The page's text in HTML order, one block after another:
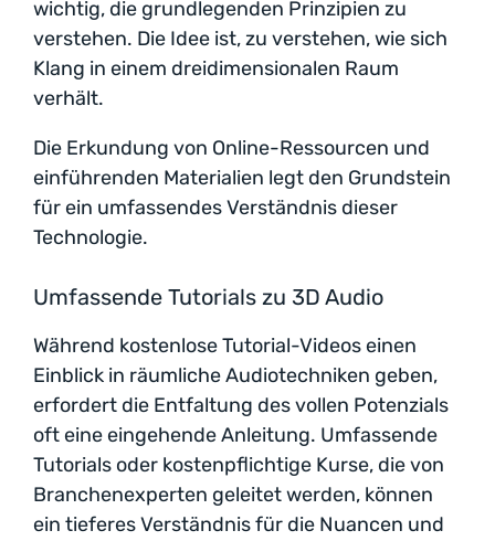
wichtig, die grundlegenden Prinzipien zu
verstehen. Die Idee ist, zu verstehen, wie sich
Klang in einem dreidimensionalen Raum
verhält.
Die Erkundung von Online-Ressourcen und
einführenden Materialien legt den Grundstein
für ein umfassendes Verständnis dieser
Technologie.
Umfassende Tutorials zu 3D Audio
Während kostenlose Tutorial-Videos einen
Einblick in räumliche Audiotechniken geben,
erfordert die Entfaltung des vollen Potenzials
oft eine eingehende Anleitung. Umfassende
Tutorials oder kostenpflichtige Kurse, die von
Branchenexperten geleitet werden, können
ein tieferes Verständnis für die Nuancen und